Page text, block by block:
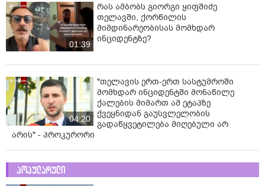
01:39
რას ამბობს გიორგი ყიფშიძე
თელავში, ქორწილის
მიმდინარეობისას მომხდარ
ინციდენტზე?
04:20
"თელავის ერთ-ერთ სასტუმროში
მომხდარ ინციდენტში მონაწილე
ქალების მიმართ ამ ეტაპზე
ქვეყნიდან გაუსვლელობის
გადაწყვეტილება მიღებული არ
არის" - პროკურორი
პოპულარული